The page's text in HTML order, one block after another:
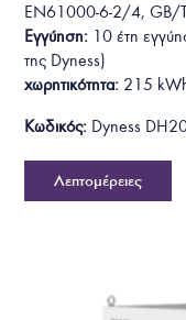
EN61000-6-2/4, GB/
Εγγύηση: 10 έτη
της Dyness)
χωρητικότητα: 215
Κωδικός: Dyness
Λεπτομέρειες